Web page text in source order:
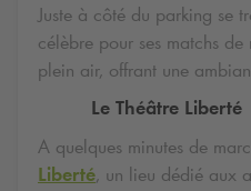
Juste à côté du parking se
célèbre pour ses matchs
plein air, offrant une
Le Théâtre Liberté
A quelques minutes de
Liberté, un lieu dédié aux